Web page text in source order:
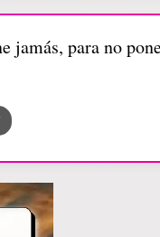
jamás, para no